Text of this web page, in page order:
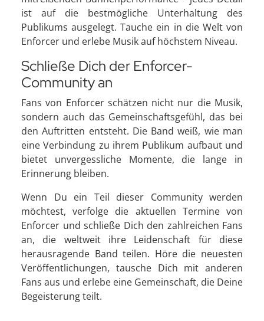
ist auf die bestmögliche Unterhaltung des
Publikums ausgelegt. Tauche ein in die Welt von
Enforcer und erlebe Musik auf höchstem Niveau.
Schließe Dich der Enforcer-
Community an
Fans von Enforcer schätzen nicht nur die Musik,
sondern auch das Gemeinschaftsgefühl, das bei
den Auftritten entsteht. Die Band weiß, wie man
eine Verbindung zu ihrem Publikum aufbaut und
bietet unvergessliche Momente, die lange in
Erinnerung bleiben.
Wenn Du ein Teil dieser Community werden
möchtest, verfolge die aktuellen Termine von
Enforcer und schließe Dich den zahlreichen Fans
an, die weltweit ihre Leidenschaft für diese
herausragende Band teilen. Höre die neuesten
Veröffentlichungen, tausche Dich mit anderen
Fans aus und erlebe eine Gemeinschaft, die Deine
Begeisterung teilt.